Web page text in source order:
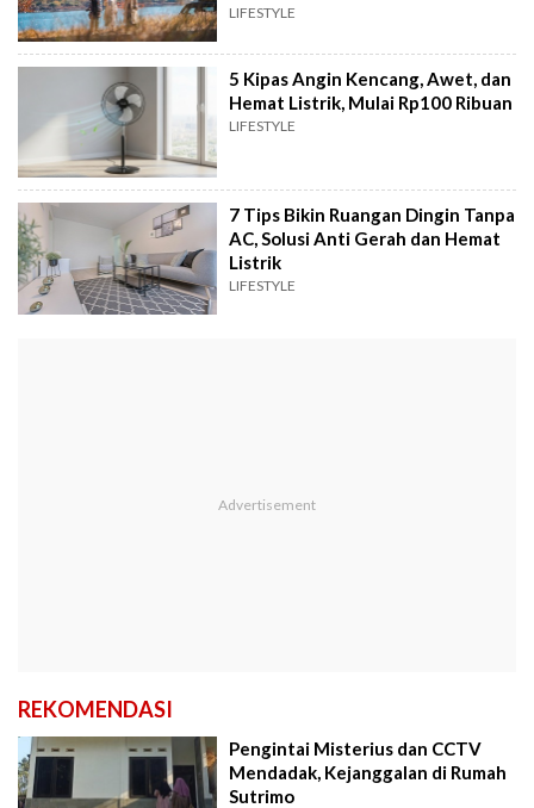
LIFESTYLE
5 Kipas Angin Kencang, Awet, dan
Hemat Listrik, Mulai Rp100 Ribuan
LIFESTYLE
7 Tips Bikin Ruangan Dingin Tanpa
AC, Solusi Anti Gerah dan Hemat
Listrik
LIFESTYLE
REKOMENDASI
Pengintai Misterius dan CCTV
Mendadak, Kejanggalan di Rumah
Sutrimo